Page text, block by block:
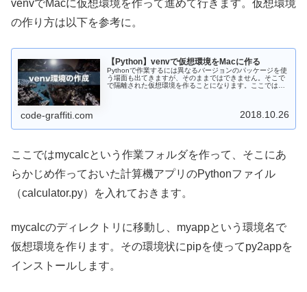
venvでMacに仮想環境を作って進めて行きます。仮想環境
の作り方は以下を参考に。
【Python】venvで仮想環境をMacに作る
Pythonで作業するには異なるバージョンのパッケージを使
う場面も出てきますが、そのままではできません。そこで
で隔離された仮想環境を作ることになります。ここでは
code-graffiti.com 2018.10.26
ここではmycalcという作業フォルダを作って、そこにあ
らかじめ作っておいた計算機アプリのPythonファイル
（calculator.py）を入れておきます。
mycalcのディレクトリに移動し、myappという環境名で
仮想環境を作ります。その環境状にpipを使ってpy2appを
インストールします。